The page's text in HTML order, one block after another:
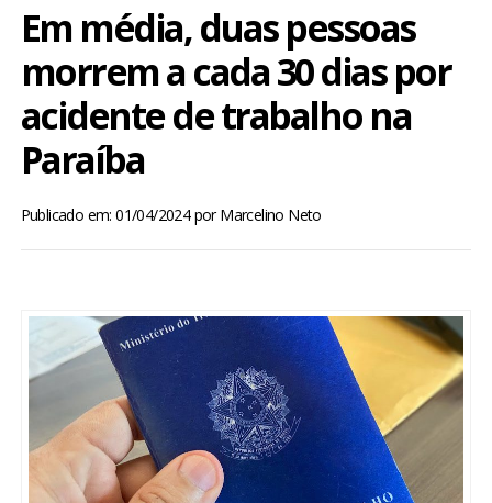
POMBAL E REGIÃO
ESPORTES
ENTRETENIMENTO
ENQUETE
Em média, duas pessoas
morrem a cada 30 dias por
acidente de trabalho na
Paraíba
Publicado em: 01/04/2024porMarcelino Neto